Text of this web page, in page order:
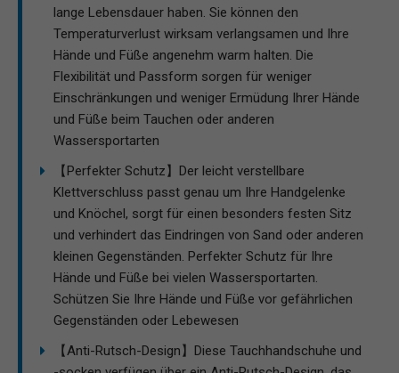
lange Lebensdauer haben. Sie können den
Temperaturverlust wirksam verlangsamen und Ihre
Hände und Füße angenehm warm halten. Die
Flexibilität und Passform sorgen für weniger
Einschränkungen und weniger Ermüdung Ihrer Hände
und Füße beim Tauchen oder anderen
Wassersportarten
【Perfekter Schutz】Der leicht verstellbare
Klettverschluss passt genau um Ihre Handgelenke
und Knöchel, sorgt für einen besonders festen Sitz
und verhindert das Eindringen von Sand oder anderen
kleinen Gegenständen. Perfekter Schutz für Ihre
Hände und Füße bei vielen Wassersportarten.
Schützen Sie Ihre Hände und Füße vor gefährlichen
Gegenständen oder Lebewesen
【Anti-Rutsch-Design】Diese Tauchhandschuhe und